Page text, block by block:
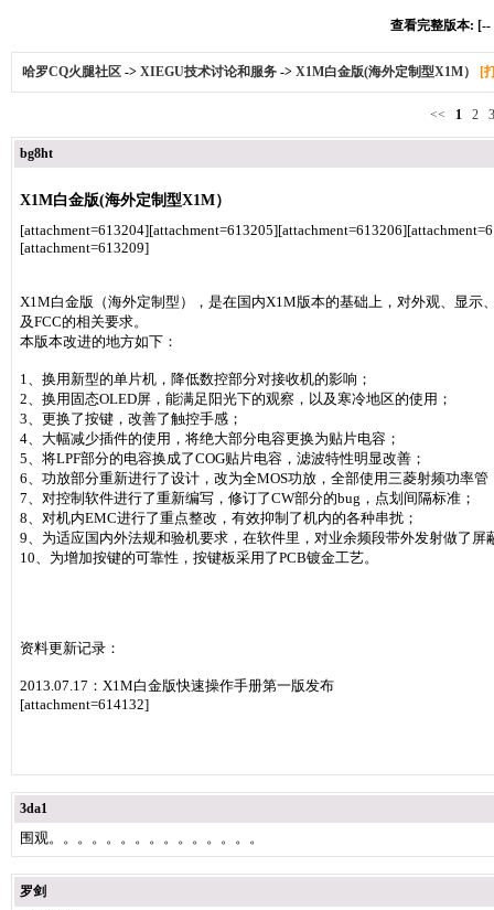
查看完整版本: [--
哈罗CQ火腿社区 -> XIEGU技术讨论和服务 -> X1M白金版(海外定制型X1M） [
<< 1 2
bg8ht
X1M白金版(海外定制型X1M）
[attachment=613209]
X1M白金版（海外定制型），是在国内X1M版本的基础上，对外观、显
及FCC的相关要求。
本版本改进的地方如下：
1、换用新型的单片机，降低数控部分对接收机的影响；
2、换用固态OLED屏，能满足阳光下的观察，以及寒冷地区的使用；
3、更换了按键，改善了触控手感；
4、大幅减少插件的使用，将绝大部分电容更换为贴片电容；
5、将LPF部分的电容换成了COG贴片电容，滤波特性明显改善；
6、功放部分重新进行了设计，改为全MOS功放，全部使用三菱射频功率
7、对控制软件进行了重新编写，修订了CW部分的bug，点划间隔标准；
8、对机内EMC进行了重点整改，有效抑制了机内的各种串扰；
9、为适应国内外法规和验机要求，在软件里，对业余频段带外发射做了屏
10、为增加按键的可靠性，按键板采用了PCB镀金工艺。
资料更新记录：
2013.07.17：X1M白金版快速操作手册第一版发布
[attachment=614132]
3da1
围观。。。。。。。。。。。。。。。
罗剑